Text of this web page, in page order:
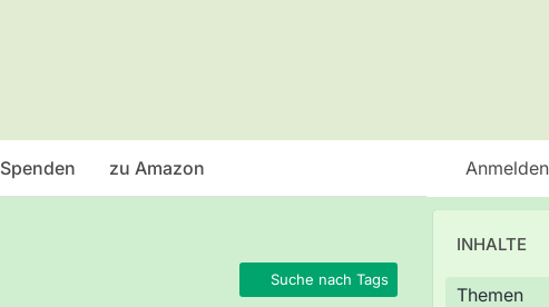
Spenden zu Amazon Anmelden
Suche nach Tags
INHALTE
Themen